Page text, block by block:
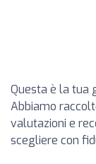
Questa è la tua
Abbiamo
valutazioni e
scegliere con